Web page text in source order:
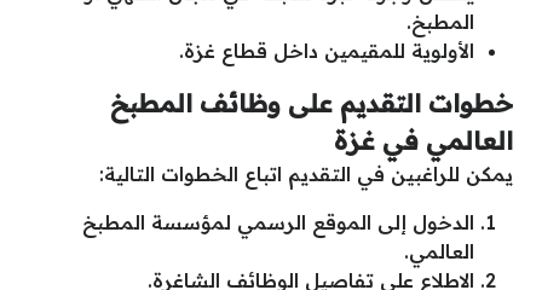
المطبخ.
الأولوية للمقيمين داخل قطاع غزة.
خطوات التقديم على وظائف المطبخ
العالمي في غزة
يمكن للراغبين في التقديم اتباع الخطوات التالية:
الدخول إلى الموقع الرسمي لمؤسسة المطبخ
العالمي.
الاطلاع على تفاصيل الوظائف الشاغرة.